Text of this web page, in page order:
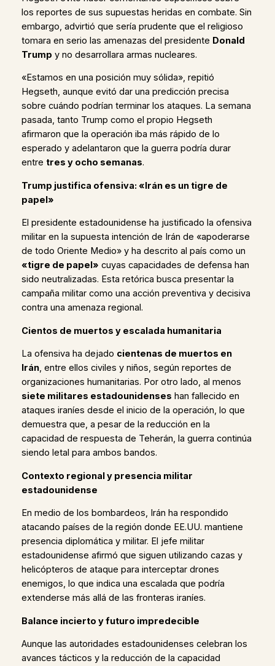
los reportes de sus supuestas heridas en combate. Sin
embargo, advirtió que sería prudente que el religioso
tomara en serio las amenazas del presidente Donald
Trump y no desarrollara armas nucleares.
«Estamos en una posición muy sólida», repitió
Hegseth, aunque evitó dar una predicción precisa
sobre cuándo podrían terminar los ataques. La semana
pasada, tanto Trump como el propio Hegseth
afirmaron que la operación iba más rápido de lo
esperado y adelantaron que la guerra podría durar
entre tres y ocho semanas.
Trump justifica ofensiva: «Irán es un tigre de
papel»
El presidente estadounidense ha justificado la ofensiva
militar en la supuesta intención de Irán de «apoderarse
de todo Oriente Medio» y ha descrito al país como un
«tigre de papel» cuyas capacidades de defensa han
sido neutralizadas. Esta retórica busca presentar la
campaña militar como una acción preventiva y decisiva
contra una amenaza regional.
Cientos de muertos y escalada humanitaria
La ofensiva ha dejado cientenas de muertos en
Irán, entre ellos civiles y niños, según reportes de
organizaciones humanitarias. Por otro lado, al menos
siete militares estadounidenses han fallecido en
ataques iraníes desde el inicio de la operación, lo que
demuestra que, a pesar de la reducción en la
capacidad de respuesta de Teherán, la guerra continúa
siendo letal para ambos bandos.
Contexto regional y presencia militar
estadounidense
En medio de los bombardeos, Irán ha respondido
atacando países de la región donde EE.UU. mantiene
presencia diplomática y militar. El jefe militar
estadounidense afirmó que siguen utilizando cazas y
helicópteros de ataque para interceptar drones
enemigos, lo que indica una escalada que podría
extenderse más allá de las fronteras iraníes.
Balance incierto y futuro impredecible
Aunque las autoridades estadounidenses celebran los
avances tácticos y la reducción de la capacidad